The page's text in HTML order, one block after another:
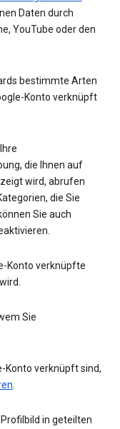
Daten durch
YouTube oder den
bestimmte Arten
Konto verknüpft
Ihre
die Ihnen auf
wird, abrufen
die Sie
Sie auch
Konto verknüpfte
Sie
Konto verknüpft sind,
.
in geteilten